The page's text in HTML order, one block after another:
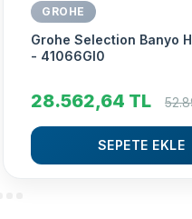
GROHE
Grohe Selection Banyo
- 41066Gl0
28.562,64 TL
SEPETE EKLE